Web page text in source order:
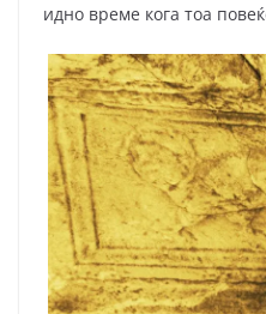
идно време кога тоа